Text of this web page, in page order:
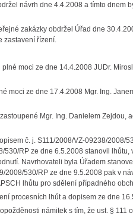
návrh dne 4.4.2008 a tímto dnem
zakázky obdržel Úřad dne
zastavení řízení.
moci ze dne 14.4.2008 JUDr.
moci ze dne 17.4.2008 Mgr. Ing.
Mgr. Ing. Danielem Zejdou,
č. j. S111/2008/VZ-09238/2008/
RP ze dne 6.5.2008 stanovil
Navrhovateli byla Úřadem
2008/530/RP ze dne 9.5.2008 pak v
lhůtu pro sdělení případného
procesních lhůt a dopisem ze dne
námitek s tím, že ust. § 111